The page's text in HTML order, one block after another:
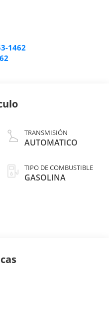
1462
TRANSMISIÓN
AUTOMATICO
TIPO DE COMBUSTIBLE
GASOLINA